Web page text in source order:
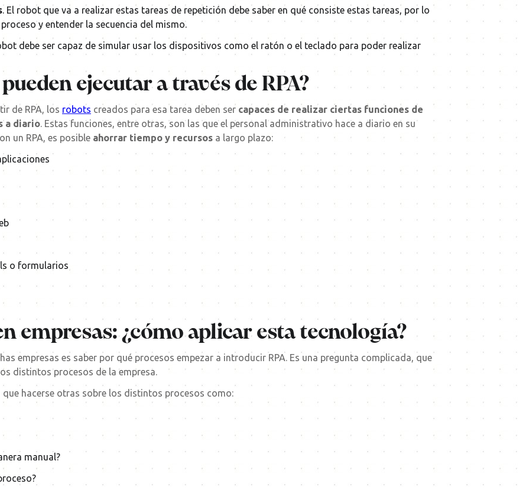
. El robot que va a realizar estas tareas de repetición debe saber en qué consiste estas tareas, por lo
y entender la secuencia del mismo.
debe ser capaz de simular usar los dispositivos como el ratón o el teclado para poder realizar
ejecutar a través de RPA?
de RPA, los robots creados para esa tarea deben ser capaces de realizar ciertas funciones de
a diario. Estas funciones, entre otras, son las que el personal administrativo hace a diario en su
un RPA, es posible ahorrar tiempo y recursos a largo plazo:
o formularios
empresas: ¿cómo aplicar esta tecnología?
empresas es saber por qué procesos empezar a introducir RPA. Es una pregunta complicada, que
distintos procesos de la empresa.
hacerse otras sobre los distintos procesos como:
manual?